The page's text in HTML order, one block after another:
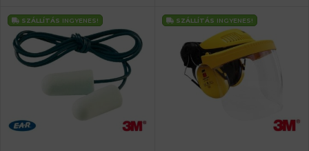
SZÁLLÍTÁS INGYENES! SZÁLLÍTÁS INGYENES!